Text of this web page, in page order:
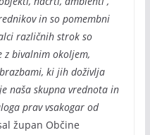
in so pomembni
različnih strok so
z bivalnim okoljem,
ki jih doživlja
naša skupna vrednota in
prav vsakogar od
župan Občine